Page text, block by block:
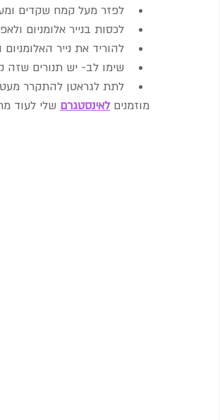
לפזר מעל קמח שקדים ומעט
לכסות בנייר אלומניום
להוריד את נייר האלומניום ולאפות על
שימו לב- יש תנורים
לתת לגראטן להתקרר
מוזמנים לאינסטגרם שלי לעוד